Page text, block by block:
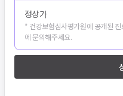
정상가
* 건강보험심사평가원에 공개된
에 문의해주세요.